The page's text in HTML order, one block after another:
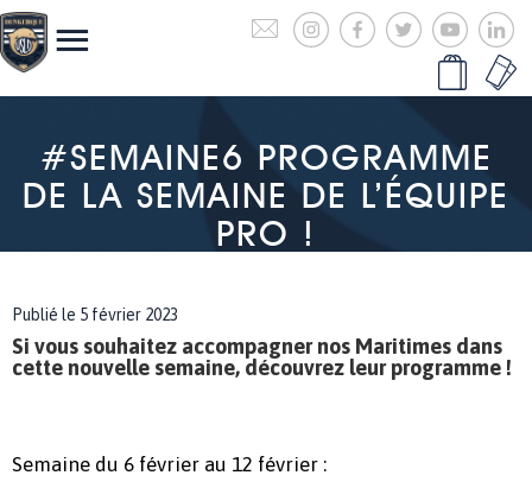
#SEMAINE6 PROGRAMME
DE LA SEMAINE DE L’ÉQUIPE
PRO !
Publié le 5 février 2023
Si vous souhaitez accompagner nos Maritimes dans
cette nouvelle semaine, découvrez leur programme !
Semaine du 6 février au 12 février :